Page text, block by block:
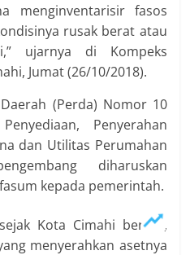
menginventarisir fasos
rusak berat atau
ujarnya di Kompeks
Jumat (26/10/2018).
(Perda) Nomor 10
Penyerahan
dan Utilitas Perumahan
diharuskan
kepada pemerintah.
Kota Cimahi berdiri,
menyerahkan asetnya